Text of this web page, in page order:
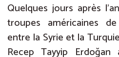
Quelques jours après
troupes américaines
entre la Syrie et la
Recep Tayyip